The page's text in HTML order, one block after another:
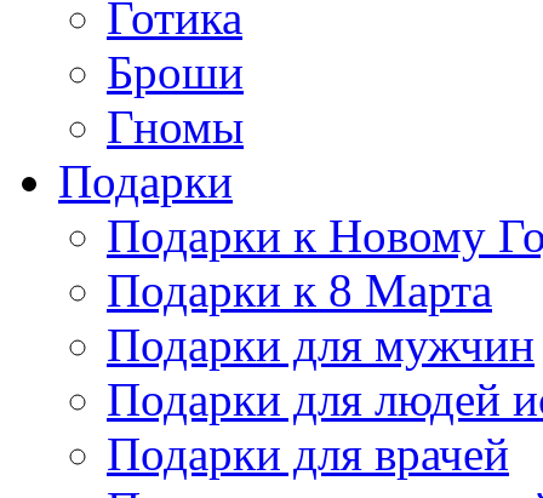
Готика
Броши
Гномы
Подарки
Подарки к Новому
Подарки к 8 Марта
Подарки для мужчин
Подарки для людей
Подарки для врачей